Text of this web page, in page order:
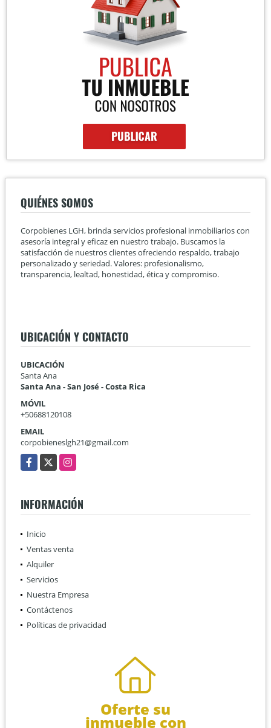
QUIÉNES SOMOS
Corpobienes LGH, brinda servicios profesional inmobiliarios con
asesoría integral y eficaz en nuestro trabajo. Buscamos la
satisfacción de nuestros clientes ofreciendo respaldo, trabajo
personalizado y seriedad. Valores: profesionalismo,
transparencia, lealtad, honestidad, ética y compromiso.
UBICACIÓN Y CONTACTO
UBICACIÓN
Santa Ana
Santa Ana - San José - Costa Rica
MÓVIL
+50688120108
EMAIL
corpobieneslgh21@gmail.com
Facebook
X Instagram
INFORMACIÓN
Inicio
Ventas venta
Alquiler
Servicios
Nuestra Empresa
Contáctenos
Políticas de privacidad
Oferte su
inmueble con